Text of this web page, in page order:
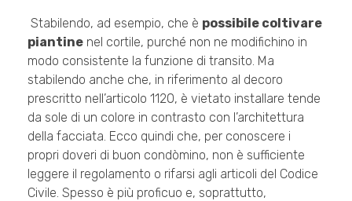
Stabilendo, ad esempio, che è possibile coltivare
piantine nel cortile, purché non ne modifichino in
modo consistente la funzione di transito. Ma
stabilendo anche che, in riferimento al decoro
prescritto nell’articolo 1120, è vietato installare tende
da sole di un colore in contrasto con l’architettura
della facciata. Ecco quindi che, per conoscere i
propri doveri di buon condòmino, non è sufficiente
leggere il regolamento o rifarsi agli articoli del Codice
Civile. Spesso è più proficuo e, soprattutto,